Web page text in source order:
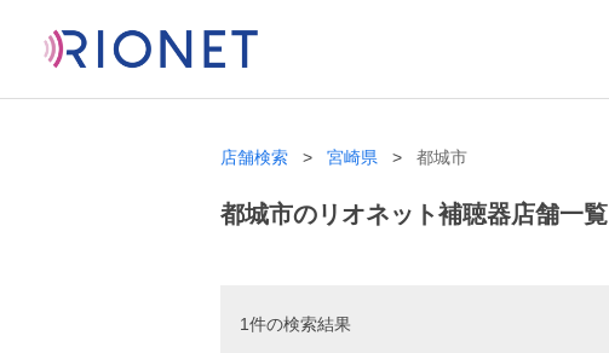
店舗検索 宮崎県 都城市
都城市のリオネット補聴器店舗一覧
1件の検索結果